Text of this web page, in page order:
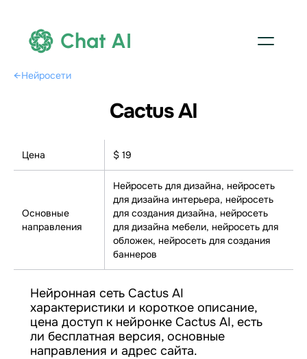
Chat AI
←Нейросети
Cactus AI
Цена $ 19
Основные
направления
Нейросеть для дизайна, нейросеть
для дизайна интерьера, нейросеть
для создания дизайна, нейросеть
для дизайна мебели, нейросеть для
обложек, нейросеть для создания
баннеров
Нейронная сеть Cactus AI
характеристики и короткое описание,
цена доступ к нейронке Cactus AI, есть
ли бесплатная версия, основные
направления и адрес сайта.